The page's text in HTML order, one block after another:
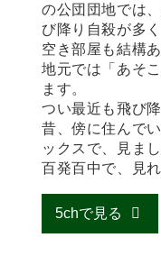
の公団団地では
び降り自殺が多く
空き部屋も結構あ
地元では「あそ
ます。
つい最近も飛び
昔、傍に住んで
ックスで、見まし
百発百中で、見
5chで見る